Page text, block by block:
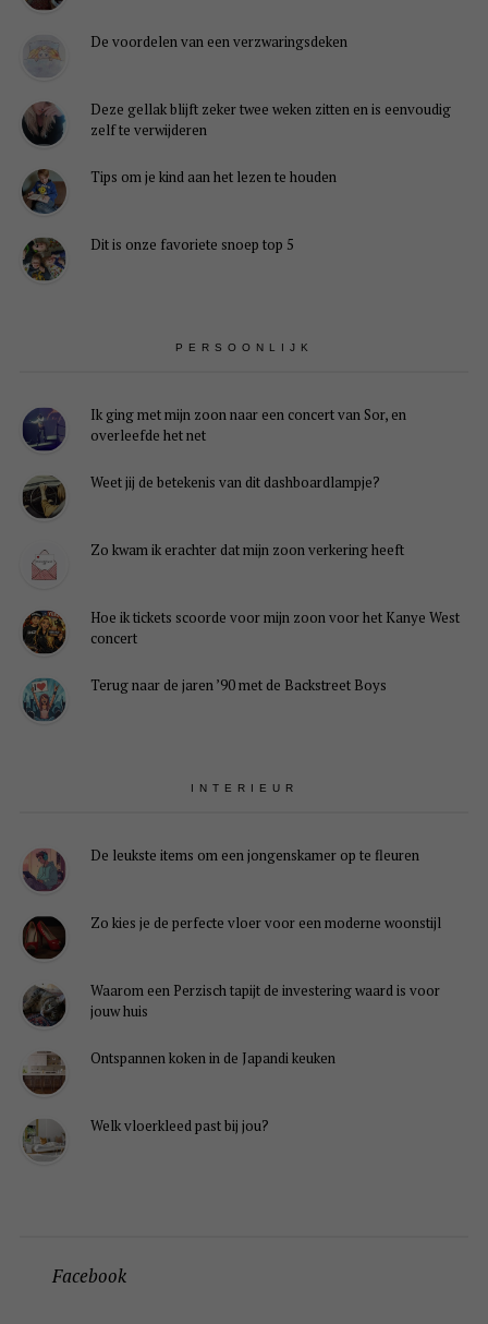
De voordelen van een verzwaringsdeken
Deze gellak blijft zeker twee weken zitten en is eenvoudig
zelf te verwijderen
Tips om je kind aan het lezen te houden
Dit is onze favoriete snoep top 5
PERSOONLIJK
Ik ging met mijn zoon naar een concert van Sor, en
overleefde het net
Weet jij de betekenis van dit dashboardlampje?
Zo kwam ik erachter dat mijn zoon verkering heeft
Hoe ik tickets scoorde voor mijn zoon voor het Kanye West
concert
Terug naar de jaren ’90 met de Backstreet Boys
INTERIEUR
De leukste items om een jongenskamer op te fleuren
Zo kies je de perfecte vloer voor een moderne woonstijl
Waarom een Perzisch tapijt de investering waard is voor
jouw huis
Ontspannen koken in de Japandi keuken
Welk vloerkleed past bij jou?
Facebook